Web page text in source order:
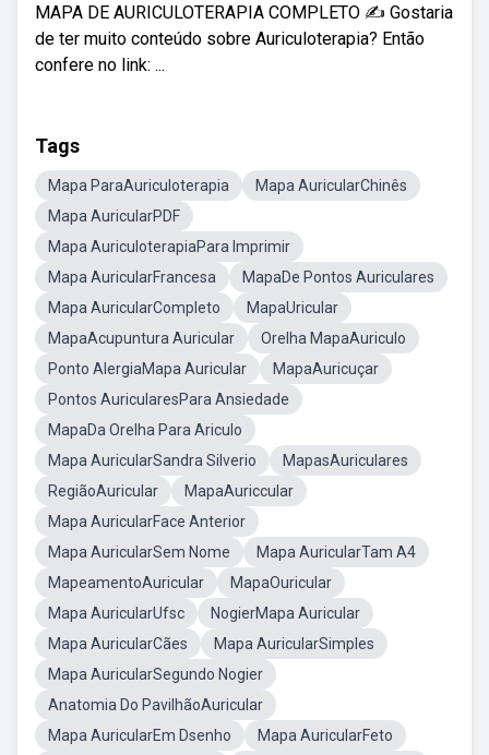
MAPA DE AURICULOTERAPIA COMPLETO ✍ Gostaria
de ter muito conteúdo sobre Auriculoterapia? Então
confere no link: ...
Tags
Mapa ParaAuriculoterapia
Mapa AuricularChinês
Mapa AuricularPDF
Mapa AuriculoterapiaPara Imprimir
Mapa AuricularFrancesa
MapaDe Pontos Auriculares
Mapa AuricularCompleto
MapaUricular
MapaAcupuntura Auricular
Orelha MapaAuriculo
Ponto AlergiaMapa Auricular
MapaAuricuçar
Pontos AuricularesPara Ansiedade
MapaDa Orelha Para Ariculo
Mapa AuricularSandra Silverio
MapasAuriculares
RegiãoAuricular
MapaAuriccular
Mapa AuricularFace Anterior
Mapa AuricularSem Nome
Mapa AuricularTam A4
MapeamentoAuricular
MapaOuricular
Mapa AuricularUfsc
NogierMapa Auricular
Mapa AuricularCães
Mapa AuricularSimples
Mapa AuricularSegundo Nogier
Anatomia Do PavilhãoAuricular
Mapa AuricularEm Dsenho
Mapa AuricularFeto